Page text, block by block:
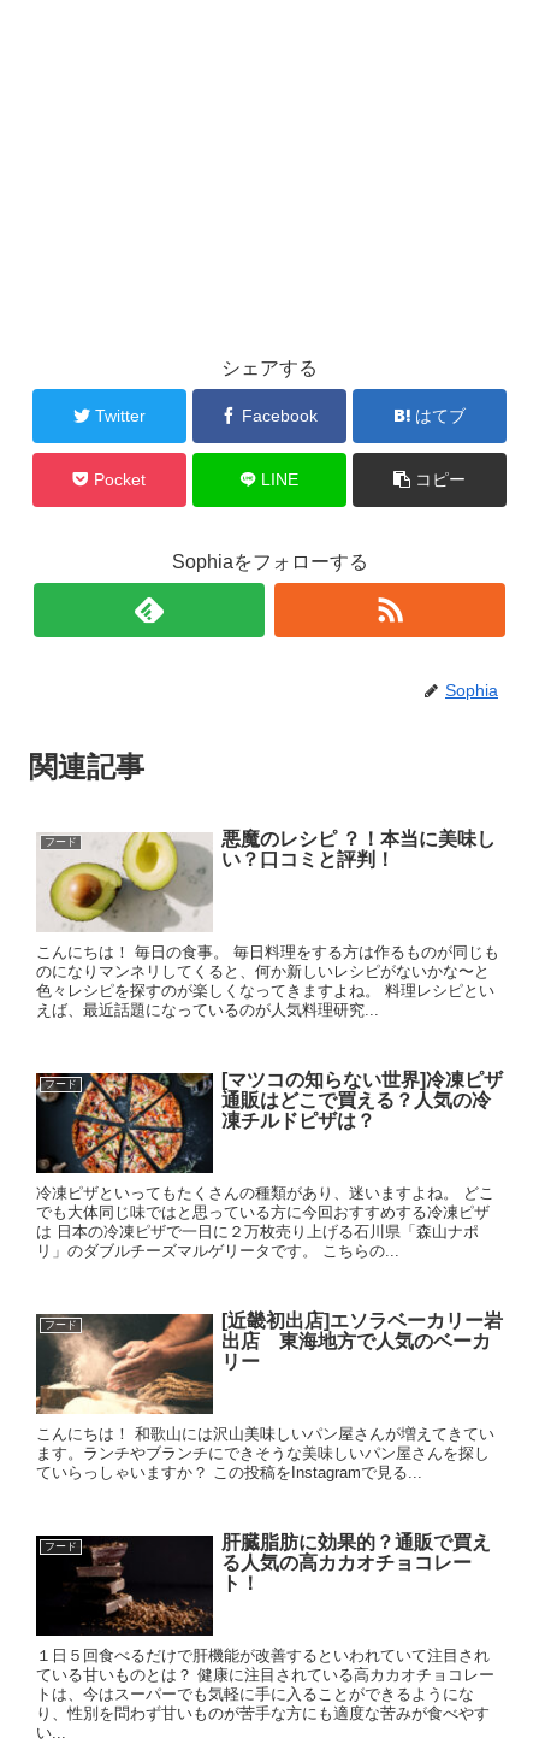
シェアする
Twitter Facebook はてブ
Pocket LINE コピー
Sophiaをフォローする
Sophia
関連記事
フード
悪魔のレシピ ？！本当に美味し
い？口コミと評判！
こんにちは！ 毎日の食事。 毎日料理をする方は作るものが同じも
のになりマンネリしてくると、何か新しいレシピがないかな〜と
色々レシピを探すのが楽しくなってきますよね。 料理レシピとい
えば、最近話題になっているのが人気料理研究...
フード
[マツコの知らない世界]冷凍ピザ
通販はどこで買える？人気の冷
凍チルドピザは？
冷凍ピザといってもたくさんの種類があり、迷いますよね。 どこ
でも大体同じ味ではと思っている方に今回おすすめする冷凍ピザ
は 日本の冷凍ピザで一日に２万枚売り上げる石川県「森山ナポ
リ」のダブルチーズマルゲリータです。 こちらの...
フード
[近畿初出店]エソラベーカリー岩
出店 東海地方で人気のベーカ
リー
こんにちは！ 和歌山には沢山美味しいパン屋さんが増えてきてい
ます。ランチやブランチにできそうな美味しいパン屋さんを探し
ていらっしゃいますか？ この投稿をInstagramで見る...
フード
肝臓脂肪に効果的？通販で買え
る人気の高カカオチョコレー
ト！
１日５回食べるだけで肝機能が改善するといわれていて注目され
ている甘いものとは？ 健康に注目されている高カカオチョコレー
トは、今はスーパーでも気軽に手に入ることができるようにな
り、性別を問わず甘いものが苦手な方にも適度な苦みが食べやす
い...